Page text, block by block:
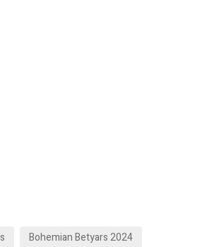
Bohemian Betyars 2024